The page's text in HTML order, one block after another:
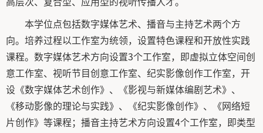
本学位点包括数字媒体艺术、播音与主持艺术两个方
向。培养过程以工作室为统领，设置特色课程和开放性实践
课程。数字媒体艺术方向设置3个工作室，即虚拟立体空间创
意工作室、视听节目创意工作室、纪实影像创作工作室，开
设《数字媒体艺术创作》、《影视与新媒体编剧艺术》、
《移动影像的理论与实践》、《纪实影像创作》、《网络短
片创作》等课程；播音主持艺术方向设置4个工作室，即类型